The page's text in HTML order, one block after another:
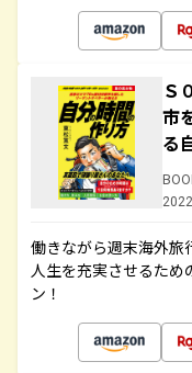
Ｓ
市
る
働きながら週末海外旅
人生を充実させるため
ン！